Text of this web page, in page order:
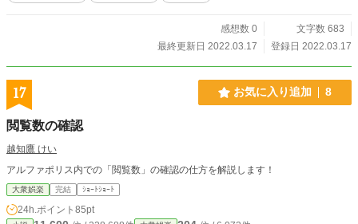
感想数 0
文字数 683
最終更新日 2022.03.17
登録日 2022.03.17
17 お気に入り追加 8
閲覧数の確認
越知鷹 けい
アルファポリス内での「閲覧数」の確認の仕方を解説します！
大衆娯楽 完結 ｼｮｰﾄｼｮｰﾄ
24h.ポイント 85pt